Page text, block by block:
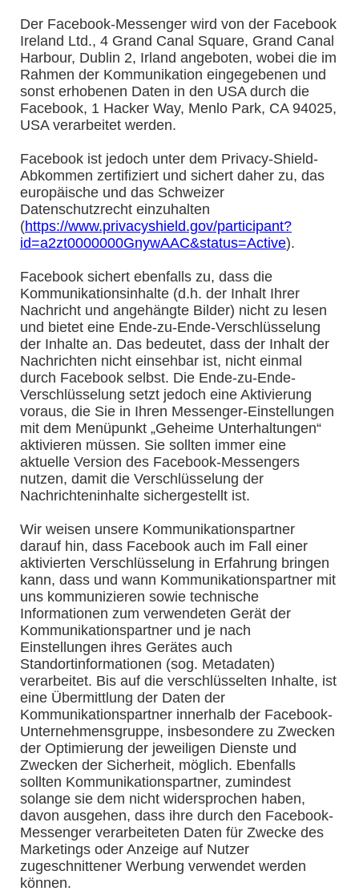
Der Facebook-Messenger wird von der Facebook
Ireland Ltd., 4 Grand Canal Square, Grand Canal
Harbour, Dublin 2, Irland angeboten, wobei die im
Rahmen der Kommunikation eingegebenen und
sonst erhobenen Daten in den USA durch die
Facebook, 1 Hacker Way, Menlo Park, CA 94025,
USA verarbeitet werden.
Facebook ist jedoch unter dem Privacy-Shield-
Abkommen zertifiziert und sichert daher zu, das
europäische und das Schweizer
Datenschutzrecht einzuhalten
(https://www.privacyshield.gov/participant?
id=a2zt0000000GnywAAC&status=Active).
Facebook sichert ebenfalls zu, dass die
Kommunikationsinhalte (d.h. der Inhalt Ihrer
Nachricht und angehängte Bilder) nicht zu lesen
und bietet eine Ende-zu-Ende-Verschlüsselung
der Inhalte an. Das bedeutet, dass der Inhalt der
Nachrichten nicht einsehbar ist, nicht einmal
durch Facebook selbst. Die Ende-zu-Ende-
Verschlüsselung setzt jedoch eine Aktivierung
voraus, die Sie in Ihren Messenger-Einstellungen
mit dem Menüpunkt „Geheime Unterhaltungen“
aktivieren müssen. Sie sollten immer eine
aktuelle Version des Facebook-Messengers
nutzen, damit die Verschlüsselung der
Nachrichteninhalte sichergestellt ist.
Wir weisen unsere Kommunikationspartner
darauf hin, dass Facebook auch im Fall einer
aktivierten Verschlüsselung in Erfahrung bringen
kann, dass und wann Kommunikationspartner mit
uns kommunizieren sowie technische
Informationen zum verwendeten Gerät der
Kommunikationspartner und je nach
Einstellungen ihres Gerätes auch
Standortinformationen (sog. Metadaten)
verarbeitet. Bis auf die verschlüsselten Inhalte, ist
eine Übermittlung der Daten der
Kommunikationspartner innerhalb der Facebook-
Unternehmensgruppe, insbesondere zu Zwecken
der Optimierung der jeweiligen Dienste und
Zwecken der Sicherheit, möglich. Ebenfalls
sollten Kommunikationspartner, zumindest
solange sie dem nicht widersprochen haben,
davon ausgehen, dass ihre durch den Facebook-
Messenger verarbeiteten Daten für Zwecke des
Marketings oder Anzeige auf Nutzer
zugeschnittener Werbung verwendet werden
können.